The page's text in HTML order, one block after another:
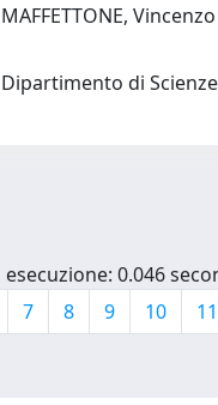
MAFFETTONE, Vincenzo
Dipartimento di
0.046
7 8 9 10 11